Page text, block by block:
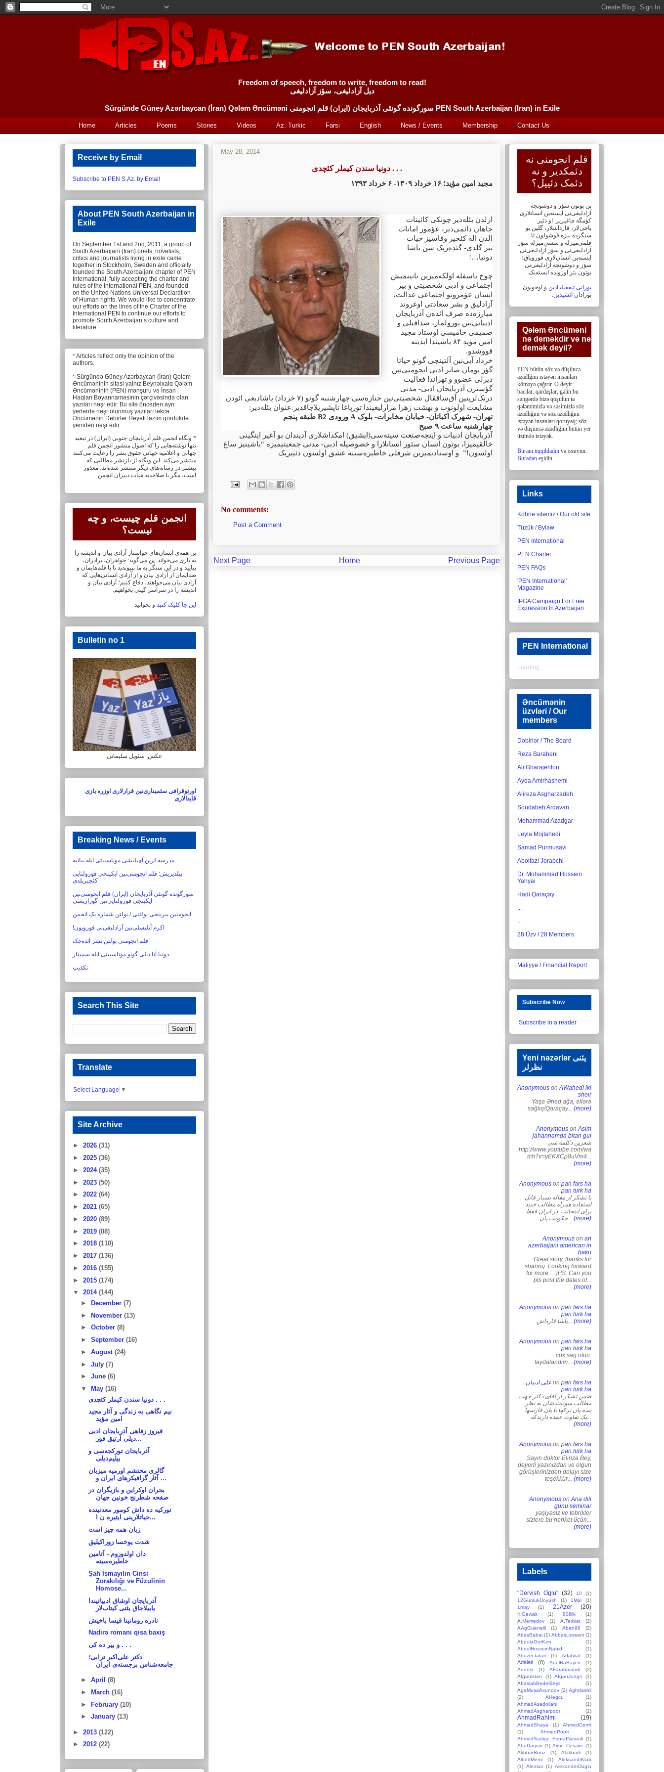
Freedom of speech, freedom to write, freedom to read!
دیل آزادلیغی، سؤز آزادلیغی
Sürgünde Güney Azərbaycan (İran) Qələm Əncüməni سورگونده گونئی آذربایجان (ایران) قلم انجومنی PEN South Azerbaijan (Iran) in Exile
Home Articles Poems Stories Videos Az. Turkic Farsi English News / Events Membership Contact Us
May 28, 2014
دونیا سندن کیملر کئچدی . . .
مجید امین مؤید؛ ۱۶ خرداد ۱۳۰۹- ۶ خرداد۱۳۹۳
ازلدن بئله‌دیر چونکی کائینات
جاهان دائمی‌دیر، عؤمور امانات
الدن اله کئچیر وفاسیز حیات
بیز گلدی- گئده‌ریک سن یاشا
دونیا…!
چوخ تاسفله اؤلکه‌میزین تانینمیش
اجتماعی و ادبی شخصیتی و بیر
انسان عؤمرونو اجتماعی عدالت،
آزادلیق و بشر سعادتی اوغروند
مبارزه‌ده صرف ائده‌ن آذربایجان
ادبیاتی‌نین یورولماز، صداقتلی و
صمیمی حامیسی اوستاد مجید
امین مؤید ۸۴ یاشیندا ابدیته
قووشدو.
خرداد آیی‌نین آلتینجی گونو حیاتا
گؤز یومان صابر ادبی انجومنی‌نین
دیرلی عضوو و تهراندا فعالیت
گؤسترن آذربایجان ادبی- مدنی
درنک‌لرینین آق‌ساققال شخصیتی‌نین جنازه‌سی چهارشنبه گونو (۷ خرداد) یاشادیغی ائودن
مشایعت اولونوب و بهشت زهرا مزارلیغیندا تورپاغا تاپشیریلاجاقدیر.عنوان بئله‌دیر :
تهران- شهرک اکباتان- خیابان مخابرات- بلوک
ورودی A
طبقه پنجم
چهارشنبه ساعت ۹ صبح
آذربایجان ادبیات و اینجه‌صنعت سیته‌سی(ایشیق) امکداشلاری آدیندان بو آغیر ایتگینی
خالقیمیزا، بوتون انسان سئور انسانلارا و خصوصیله ادبی- مدنی جمعیتیمیزه “باشینیز ساغ
اولسون!” و اوستادیمیزین شرفلی خاطیره‌سینه عشق اولسون دئییریک
No comments:
Post a Comment
Next Page Previous Page
Home
Receive by Email
Subscribe to PEN S.Az. by Email
About PEN South Azerbaijan in
Exile
On September 1st and 2nd, 2011, a group of
South Azerbaijani (Iran) poets, novelists,
critics and journalists living in exile came
together in Stockholm, Sweden and officially
founded the South Azerbaijani chapter of PEN
International, fully accepting the charter and
rules of the International PEN, and founded
on the United Nations Universal Declaration
of Human rights. We would like to concentrate
our efforts on the lines of the Charter of the
International PEN to continue our efforts to
promote South Azerbaijan’s culture and
literature.
* Articles reflect only the opinion of the
authors.
* Sürgündə Güney Azərbaycan (İran) Qələm
Əncüməninin sitəsi yalnız Beynəlxalq Qələm
Əncüməninin (PEN) mənşuru və İnsan
Haqları Bəyannaməsinin çərçivəsində olan
yazıları nəşr edir. Bu sitə önceden ayrı
yerlərdə nəşr olunmuş yazıları təkcə
Əncümənin Dəbirlər Heyəti lazım gördükdə
yenidən nəşr edir.
* وبگاه انجمن قلم آذربایجان جنوبی (ایران) در تبعید
تنها نوشته‌هایی را که اصول منشور انجمن قلم
جهانی و ‏اعلامیه جهانی حقوق بشر را رعایت می‌کنند
منتشر می‌کند. این وبگاه از بازنشر مطالبی که
پیشتر در ‏رسانه‌های دیگر منتشر شده‌اند، معذور
است، مگر با صلاحدید هیأت دبیران انجمن.
انجمن قلم چیست، و چه
نیست؟
پن همه‌ی انسان‌های خواستار آزادی بیان و اندیشه را
به یاری می‌خواند. پن می‌گوید: خواهران، ‏برادران،
بیایید و در این سنگر به ما بپیوندید تا با قلم‌هایمان‏ و
صدایمان از آزادی بیان و از آزادی ‏انسانی‌هایی که
آزادی بیان می‌خواهند، دفاع کنیم؛ آزادی بیان و
اندیشه را در سراسر گیتی ‏بخواهیم.
این جا کلیک کنید و بخوانید
Bulletin no 1
عکس: سئویل سلیمانی
اورتوقرافی سئمیناری‌نین قرارلاری اوزره یازی
قایدالاری
Breaking News / Events
مدرسه لرین آچیلیشی موناسیبتی ایله بیانیه
بیلدیریش:‏ قلم انجومنی‌نین ایکینجی قورولتایی
کئچیریلدی
سورگونده گونئی آذربایجان (ایران) قلم انجومنی‌نین
ایکینجی قورولتایی‌نین گوزاریشی‏
انجومنین بیرینجی بولتنی / بولتن شماره یک انجمن
اکرم آیلیسلی‌نین آزادلیغی‌نی قورویون!‏
قلم انجومنی بولتن نشر ائده‌جک
دونیا آنا دیلی گونو موناسیبتی ایله سمینار
تکذیب
Search This Site
Translate
Select Language ▼
Site Archive
► 2026 (31)
► 2025 (36)
► 2024 (35)
► 2023 (50)
► 2022 (64)
► 2021 (65)
► 2020 (89)
► 2019 (88)
► 2018 (110)
► 2017 (136)
► 2016 (155)
► 2015 (174)
▼ 2014 (144)
►
December (7)
► November (13)
► October (8)
► September (16)
► August (24)
► July (7)
► June (6)
▼
May (16)
دونیا سندن کیملر کئچدی . . .
نیم نگاهی به زندگی و آثار مجید
امین مؤید
فیروز رفاهی آذربایجان ادبی
دیلی آرتیق فور...
آذربایجان تورکجه‌سی و
بیلیم‌دیلی
گالری محتشم اورمیه میزبان
آثار گرافیکرهای ایران و ...
بحران اوکراین و بازیگران در
صفحه شطرنج خونین جهان
تورکیه ده داش کومور معدنینده
حیاتلارینی ایتیره ن ا...
زبان همه چیز است
شدت یوخسا زوراکیلیق
دان اولدوزوم - آتامین
خاطیره‌سینه
Şah İsmayılın Cinsi
Zorakılığı və Füzulinin
Homose...
آذربایجان اوشاق ادبیاتیندا
یاییلاجاق یئنی کیتاب‌لار
نادره رومانینا قیسا باخیش
Nadirə romanı qısa baxış
و بیر ده کی . . .
دکتر علی‌اکبر ترابی؛
جامعه‌شناس برجسته‌ی ایران
► April (8)
►
March (16)
► February (10)
► January (13)
► 2013 (122)
► 2012 (22)
قلم انجومنی نه
دئمکدیر و نه
دئمک دئییل؟
پن بوتون سؤز و دوشونجه
آزادلیغی‌نی ایسته‌ین انسانلاری
کؤمگه چاغیریر. او دئیر:
باجی‌لار، ‏قارداشلار، گلین بو
سنگرده بیزه قوشولون تا
قلمی‌میزله و سسی‌میزله سؤز
آزادلیغی‌نی و سؤز ‏آزادلیغی‌نی
ایسته‌ین انسان‌لاری قورویاق؛
سؤز و دوشونجه آزادلیغی‌نی
بوتون یئر اوزونده ایسته‌یک. ‏
بورانی تیققیلدادین و اوخویون.
بورادان ائشیدین.
Qələm Əncüməni
nə deməkdir və nə
demək deyil?‎
PEN bütün söz və düşüncə
azadlğını istəyən insanları
köməyə çağırır. O deyir:
bacılar, ‎qardaşlar, gəlin bu
səngərdə bizə qoşulun ta
qələmimizlə və səsimizlə söz
azadlığını və söz ‎azadlığını
istəyən insanları qoruyaq; söz
və düşüncə azadlığını bütün yer
üzündə istəyək.
Buranı tiqqildadın və oxuyun.
Buradan eşidin.
Links
Köhnə sitəmiz / Our old site
Tüzük / Bylaw
PEN International
PEN Charter
PEN FAQs
'PEN International'
Magazine
IPGA Campaign For Free
Expression In Azerbaijan
PEN International
Loading...
Əncümənin
üzvləri / Our
members
Dəbirlər / The Board
Reza Baraheni
Ali Gharajehlou
Ayda Amirhashemi
Alireza Asgharzadeh
Soudabeh Ardavan
Mohammad Azadgar
Leyla Mojtahedi
Samad Purmusavi
Abolfazl Jorabchi
Dr. Mohammad Hossein
Yahyai
Hadi Qaraçay
...
...
28 Üzv / 28 Members
Maliyyə / Financial Report
Subscribe Now
Subscribe in a reader
Yeni nəzərlər یئنی
نظرلر
Anonymous onAWahedi iki
sheir
Yaşa Əhəd ağa, əllərə
sağlıq!Qaraçay... (more)
Anonymous onAsim
jahannamda bitan gul
شعرین دکلمه سی
:http://www.youtube.com/wa
tch?v=yEKXCp8uVm4...
(more)
Anonymous on pan fars ha
pan turk ha
با تشکر از مقاله بسیار قابل
استفاده همراه مطالب خدید
برای اینجانب. در ایران فقط
حکومت پان... (more)
Anonymous on an
azerbaijani american in
baku
Great story, thanks for
sharing. Looking forward
for more... :)PS. Can you
pls post the dates of...
(more)
Anonymous on pan fars ha
pan turk ha
یاشا قارداش... (more)
Anonymous on pan fars ha
pan turk ha
cox sag olun.
faydalandim... (more)
علی ادیبان on pan fars ha
pan turk ha
ضمن تشکر از آقای دکتر جهت
مطالب سودمندشان به نظر
بنده پان ترکها با پان فارسها
یک تفاوت عمده دارندکه...
(more)
Anonymous on pan fars ha
pan turk ha
Sayın doktor Eliriza Bey,
deyerli yazınızdan ve olgun
görüşlerinizden dolayı size
teşekkür... (more)
Anonymous onAna dili
gunu seminar
yaşiyasiz ve tebrikler
sizlere bu heriket üçün...
(more)
Labels
"Dervish Oglu" (32) 10
(1)
12GünlukDoyush
(1) 1Mai
(1)
1may
(1) 21Azer (20)
4.Gewalt (1) 80Illik
(1)
A.Memedov
(1) A.Terbiat
(2)
AAgGueneili
(1) Aban98
(2)
AbasBabai (1) AbbasLessani (1)
AbdulaGorKen
(1)
AbdulHosseinNahid
(1)
AbuzerJafari
(1) Adabiiat (1)
Adalati (8) AdelBaBayev
(1)
Adonis
(1) AFarahmandi
(2)
Afganistan
(1) AfganJungs
(1)
AfrasiabBedelBeyli
(1)
AgaMusaAxundov (2) Aghdashli
(2)
AHegcu
(1)
AhmadAsadollahi
(1)
AhmadAsgharpoor
(1)
AhmadRahimi (19)
AhmadShaya (1)
AhmedCemil
(1)
AhmedPoori
(1)
AhmedSadigi: EshrafNoranli (1)
AhuDaryaii (1) Aime Cesaire (1)
AkhbarRooz
(1) Alakbarli
(1)
AlbertMemi
(1)
AleksandrKlab
(1) Aleman (1) AlexanderDugin